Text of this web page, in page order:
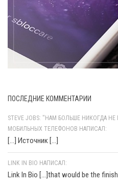
ПОСЛЕДНИЕ КОММЕНТАРИИ
STEVE JOBS: "НАМ БОЛЬШЕ НИКОГДА
МОБИЛЬНЫХ ТЕЛЕФОНОВ НАПИСАЛ:
[…] Источник […]
LINK IN BIO НАПИСАЛ:
Link In Bio [...]that would be the